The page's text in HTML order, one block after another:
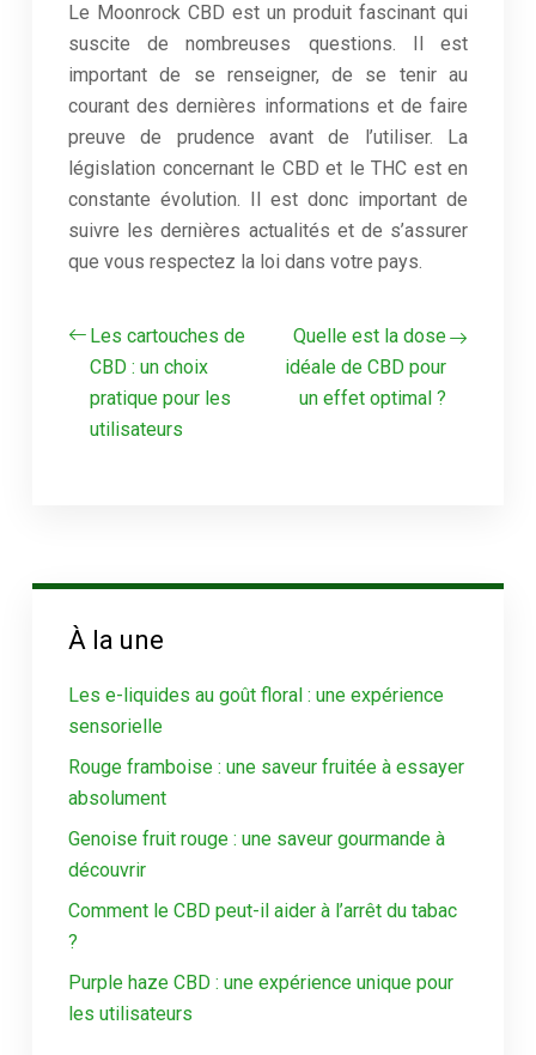
Le Moonrock CBD est un produit fascinant qui
suscite de nombreuses questions. Il est
important de se renseigner, de se tenir au
courant des dernières informations et de faire
preuve de prudence avant de l’utiliser. La
législation concernant le CBD et le THC est en
constante évolution. Il est donc important de
suivre les dernières actualités et de s’assurer
que vous respectez la loi dans votre pays.
Les cartouches de
CBD : un choix
pratique pour les
utilisateurs
Quelle est la dose
idéale de CBD pour
un effet optimal ?
À la une
Les e-liquides au goût floral : une expérience
sensorielle
Rouge framboise : une saveur fruitée à essayer
absolument
Genoise fruit rouge : une saveur gourmande à
découvrir
Comment le CBD peut-il aider à l’arrêt du tabac
?
Purple haze CBD : une expérience unique pour
les utilisateurs